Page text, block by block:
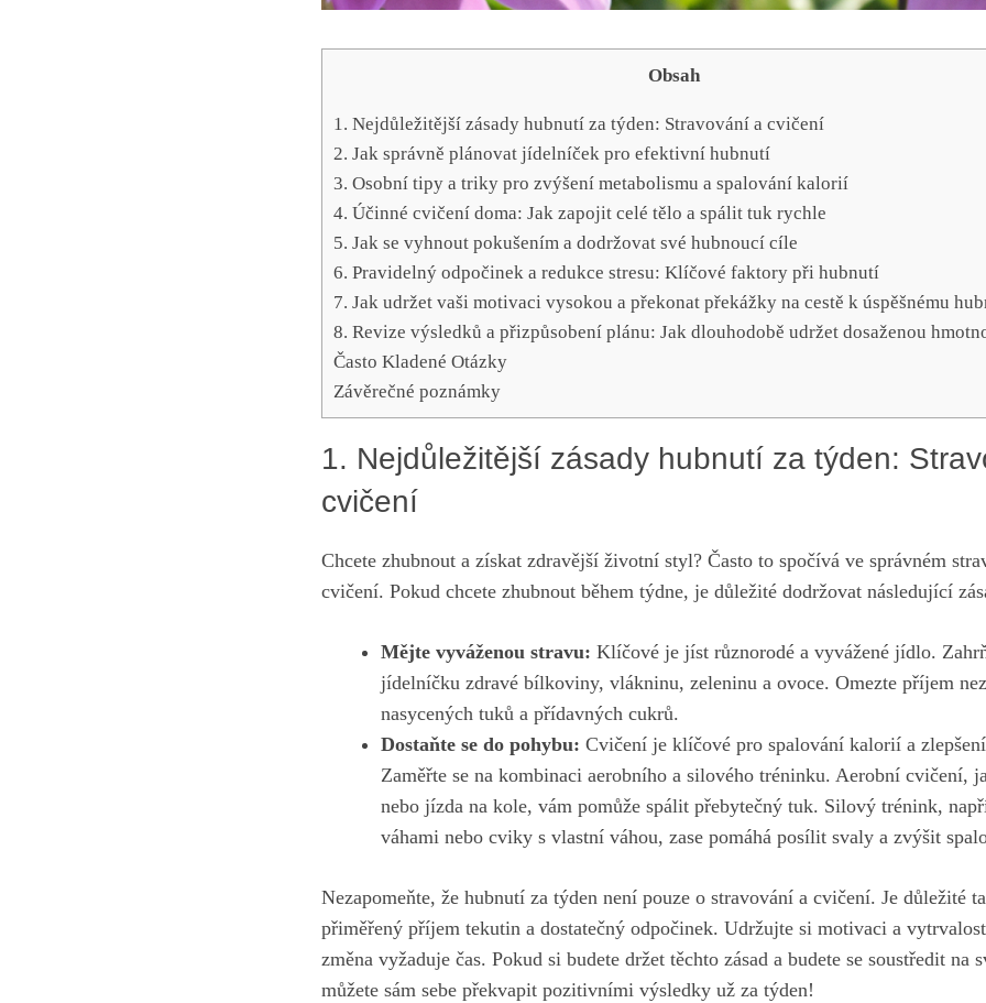
Obsah
1. Nejdůležitější zásady hubnutí ​za ⁢týden: Stravování a cvičení
2. Jak‌ správně plánovat jídelníček pro efektivní hubnutí
3.⁢ Osobní‍ tipy a triky pro zvýšení metabolismu a spalování kalorií
4. Účinné⁢ cvičení doma: Jak zapojit celé tělo a spálit tuk​ rychle
5. ⁣Jak ​se vyhnout pokušením⁢ a ‌dodržovat své⁢ hubnoucí cíle
6. Pravidelný odpočinek a⁣ redukce stresu:​ Klíčové faktory při hubnutí
7.⁣ Jak⁢ udržet vaši motivaci vysokou a překonat překážky na​ cestě k⁣ úspěšnému
8.‌ Revize výsledků a přizpůsobení plánu: Jak dlouhodobě udržet ⁢dosaženou
Často Kladené Otázky
Závěrečné poznámky
1. Nejdůležitější zásady hubnutí ​za ⁢týden:
cvičení
Chcete zhubnout a získat ‌zdravější životní styl? Často to spočívá ve správném
cvičení. ⁣Pokud chcete zhubnout během týdne, je důležité⁢ dodržovat následující
Mějte⁢ vyváženou stravu: Klíčové je jíst⁢ různorodé a vyvážené jídlo.
jídelníčku zdravé bílkoviny,‍ vlákninu, zeleninu a ovoce. Omezte příjem
nasycených tuků ⁢a přídavných cukrů.
Dostaňte se do pohybu: Cvičení je klíčové pro ​spalování ‍kalorií a
Zaměřte se na kombinaci aerobního ‌a silového tréninku. Aerobní cvičení,
nebo jízda na kole, vám pomůže⁣ spálit přebytečný tuk.⁢ Silový trénink,
váhami nebo cviky s vlastní váhou, zase pomáhá posílit svaly a zvýšit
Nezapomeňte, že ⁢hubnutí za týden není pouze o stravování a cvičení.‌ Je důležité
přiměřený příjem tekutin a dostatečný odpočinek. ⁢Udržujte ⁣si motivaci ⁣a
změna vyžaduje čas. Pokud si budete držet těchto ⁢zásad a budete se soustředit na‌
můžete⁣ sám ‍sebe překvapit ‍pozitivními výsledky už⁤ za týden!